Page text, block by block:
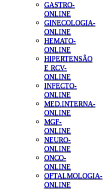
GASTRO-
ONLINE
GINECOLOGIA-
ONLINE
HEMATO-
ONLINE
HIPERTENSÃO
E RCV-
ONLINE
INFECTO-
ONLINE
MED.INTERNA-
ONLINE
MGF-
ONLINE
NEURO-
ONLINE
ONCO-
ONLINE
OFTALMOLOGIA-
ONLINE